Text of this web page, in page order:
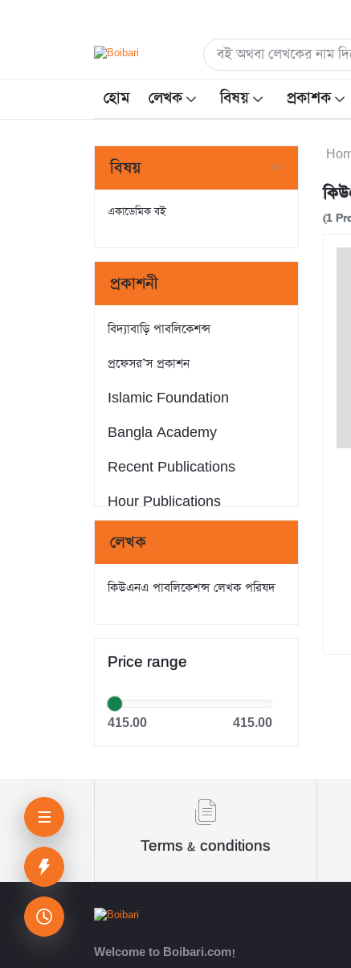
হোম লেখক বিষয় প্রকাশক
বিষয়
একাডেমিক বই
প্রকাশনী
বিদ্যাবাড়ি পাবলিকেশন্স
প্রফেসর’স প্রকাশন
Islamic Foundation
Bangla Academy
Recent Publications
Hour Publications
Eminent Publications
রাহনুমা প্রকাশনী
মানহাল পাবলিকেশন
দি নেটওয়ার্ক রিসার্চ & পাবলিকেশন্স
Panjeri Publications Limited
Somokalin Prokashon Ltd.
তাম্রলিপি
লেখক
কিউএনএ পাবলিকেশন্স লেখক পরিষদ
Price range
415.00 415.00
(1
Terms & conditions
Welcome to Boibari.com!